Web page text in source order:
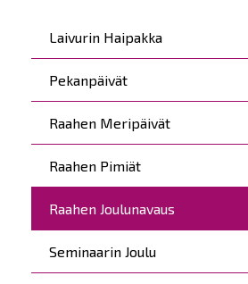
Päävalikko
Laivurin Haipakka
Pekanpäivät
Raahen Meripäivät
Raahen Pimiät
Raahen Joulunavaus
Seminaarin Joulu